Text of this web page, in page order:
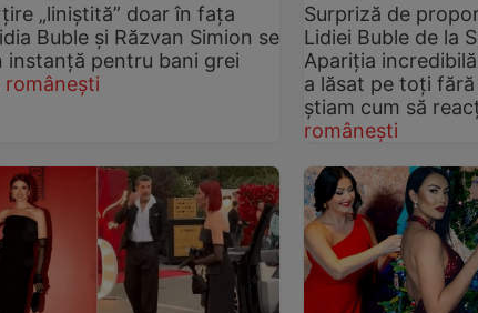
„liniștită” doar în fața
Buble și Răzvan Simion se
instanță pentru bani grei
românești
Surpriză de
Lidiei Buble de la
Apariția
a lăsat pe toți fără
știam cum să
românești